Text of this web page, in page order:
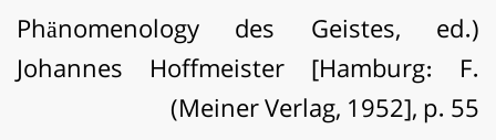
(Phӓnomenology des Geistes, ed.
Johannes Hoffmeister [Hamburg: F.
Meiner Verlag, 1952], p. 55)